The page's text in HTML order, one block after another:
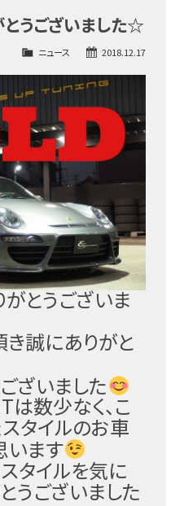
うございました☆
2018.12.17
ニュース
とうございま
誠にありがと
ざいました
数少なく、こ
タイルのお車
います
タイルを気に
うございました